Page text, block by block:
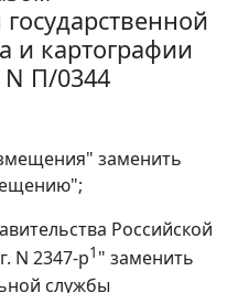
и картографии
N П/0344
заменить
Российской
N 2347-р1 " заменить
службы